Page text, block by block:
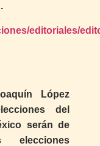
editoriales/
López
del
serán de